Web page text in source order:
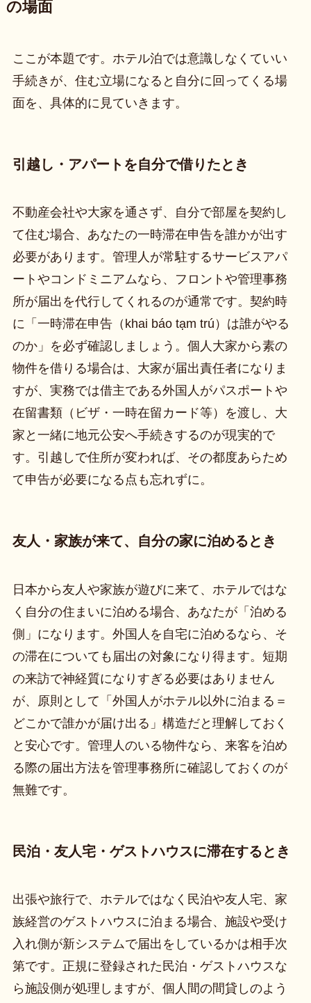
の場面
ここが本題です。ホテル泊では意識しなくていい
手続きが、住む立場になると自分に回ってくる場
面を、具体的に見ていきます。
引越し・アパートを自分で借りたとき
不動産会社や大家を通さず、自分で部屋を契約し
て住む場合、あなたの一時滞在申告を誰かが出す
必要があります。管理人が常駐するサービスアパ
ートやコンドミニアムなら、フロントや管理事務
所が届出を代行してくれるのが通常です。契約時
に「一時滞在申告（khai báo tạm trú）は誰がやる
のか」を必ず確認しましょう。個人大家から素の
物件を借りる場合は、大家が届出責任者になりま
すが、実務では借主である外国人がパスポートや
在留書類（ビザ・一時在留カード等）を渡し、大
家と一緒に地元公安へ手続きするのが現実的で
す。引越しで住所が変われば、その都度あらため
て申告が必要になる点も忘れずに。
友人・家族が来て、自分の家に泊めるとき
日本から友人や家族が遊びに来て、ホテルではな
く自分の住まいに泊める場合、あなたが「泊める
側」になります。外国人を自宅に泊めるなら、そ
の滞在についても届出の対象になり得ます。短期
の来訪で神経質になりすぎる必要はありません
が、原則として「外国人がホテル以外に泊まる＝
どこかで誰かが届け出る」構造だと理解しておく
と安心です。管理人のいる物件なら、来客を泊め
る際の届出方法を管理事務所に確認しておくのが
無難です。
民泊・友人宅・ゲストハウスに滞在するとき
出張や旅行で、ホテルではなく民泊や友人宅、家
族経営のゲストハウスに泊まる場合、施設や受け
入れ側が新システムで届出をしているかは相手次
第です。正規に登録された民泊・ゲストハウスな
ら施設側が処理しますが、個人間の間貸しのよう